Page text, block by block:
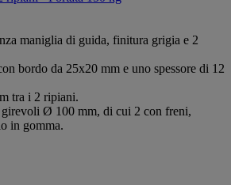
maniglia di guida, finitura grigia e 2
bordo da 25x20 mm e uno spessore di 12
tra i 2 ripiani.
Ø 100 mm, di cui 2 con freni,
in gomma.